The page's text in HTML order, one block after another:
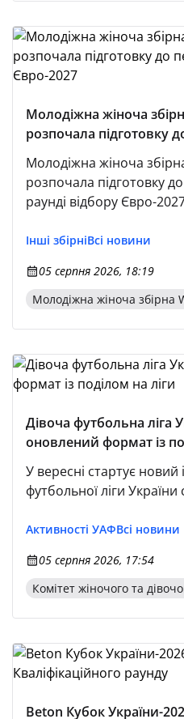
Молодіжна жіноча
розпочала підготовку
відбору Євро-2027
Молодіжна жіноча
розпочала підготовку
раунді відбору Євро-
Інші збірніВсі новини
05 серпня 2026, 18:19
Молодіжна жіноча збірна
Дівоча футбольна ліга
оновлений формат із
У вересні стартує новий
футбольної ліги
Активності УАФВсі новини
05 серпня 2026, 17:54
Комітет жіночого та
Beton Кубок України-